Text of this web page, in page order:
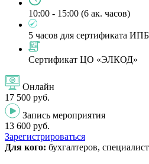
10:00 - 15:00 (6 ак. часов)
5 часов для сертификата
Сертификат ЦО «ЭЛКОД»
Онлайн
17 500 руб.
Запись мероприятия
13 600 руб.
Зарегистрироваться
Для кого: бухгалтеров,